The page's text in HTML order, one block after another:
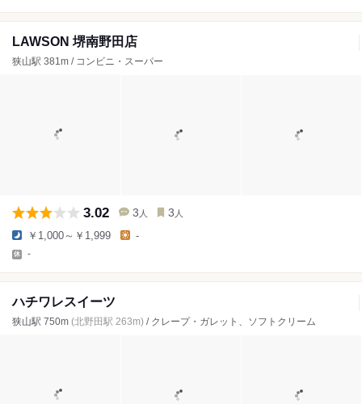
LAWSON 堺南野田店
狭山駅 381m / コンビニ・スーパー
3.02 3 人 3 人
￥1,000～￥1,999 -
-
ハチワレスイーツ
狭山駅 750m (北野田駅 263m) / クレープ・ガレット、ソフトクリーム